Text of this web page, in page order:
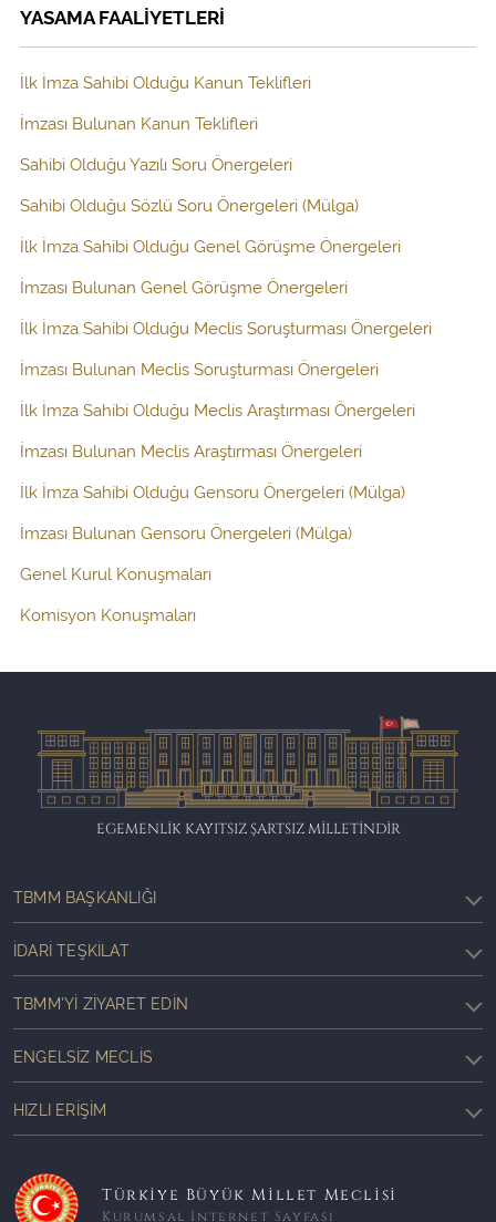
YASAMA FAALİYETLERİ
İlk İmza Sahibi Olduğu Kanun Teklifleri
İmzası Bulunan Kanun Teklifleri
Sahibi Olduğu Yazılı Soru Önergeleri
Sahibi Olduğu Sözlü Soru Önergeleri (Mülga)
İlk İmza Sahibi Olduğu Genel Görüşme Önergeleri
İmzası Bulunan Genel Görüşme Önergeleri
İlk İmza Sahibi Olduğu Meclis Soruşturması Önergeleri
İmzası Bulunan Meclis Soruşturması Önergeleri
İlk İmza Sahibi Olduğu Meclis Araştırması Önergeleri
İmzası Bulunan Meclis Araştırması Önergeleri
İlk İmza Sahibi Olduğu Gensoru Önergeleri (Mülga)
İmzası Bulunan Gensoru Önergeleri (Mülga)
Genel Kurul Konuşmaları
Komisyon Konuşmaları
EGEMENLİK KAYITSIZ ŞARTSIZ MİLLETİNDİR
TBMM BAŞKANLIĞI
İDARI TEŞKILAT
TBMM'YI ZIYARET EDIN
ENGELSIZ MECLIS
HIZLI ERIŞIM
Türkiye Büyük Millet Meclisi
Kurumsal İnternet Sayfası